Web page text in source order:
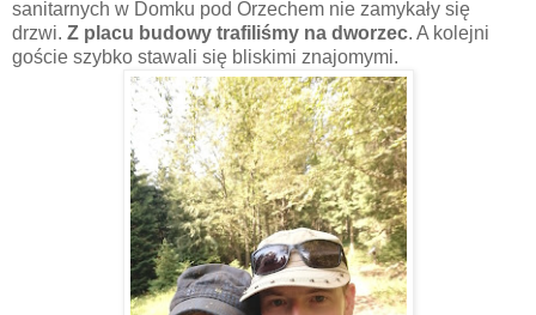
sanitarnych w Domku pod Orzechem nie zamykały się
drzwi. Z placu budowy trafiliśmy na dworzec. A kolejni
goście szybko stawali się bliskimi znajomymi.